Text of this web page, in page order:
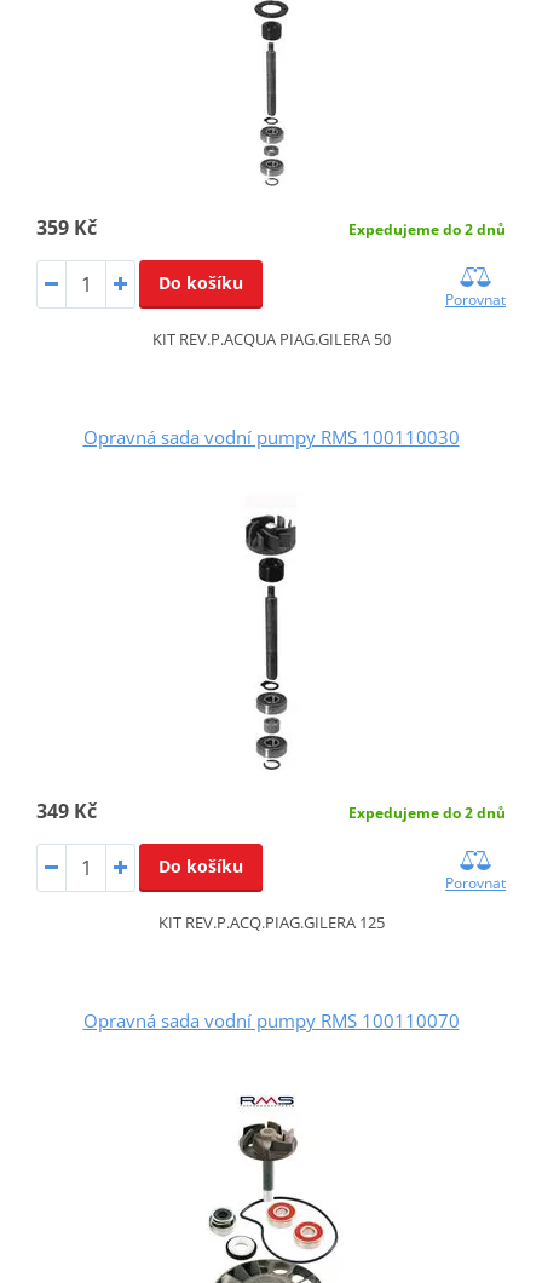
359 Kč Expedujeme do 2 dnů
Do košíku
Porovnat
KIT REV.P.ACQUA PIAG.GILERA 50
Opravná sada vodní pumpy RMS 100110030
349 Kč Expedujeme do 2 dnů
Do košíku
Porovnat
KIT REV.P.ACQ.PIAG.GILERA 125
Opravná sada vodní pumpy RMS 100110070